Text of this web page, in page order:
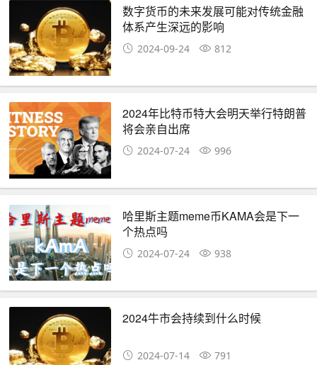
数字货币的未来发展可能对传统金融
体系产生深远的影响
2024-09-24 812
2024年比特币特大会明天举行特朗普
将会亲自出席
2024-07-24 996
哈里斯主题meme币KAMA会是下一
个热点吗
2024-07-24 938
2024牛市会持续到什么时候
2024-07-14 791